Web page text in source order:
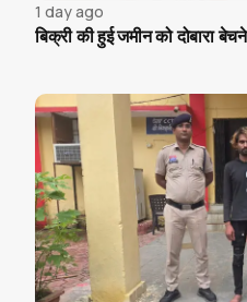
1 day ago
बिक्री की हुई जमीन को दोबारा